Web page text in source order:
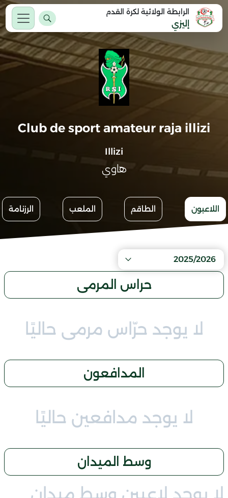
الرابطة الولائية لكرة القدم
إليزي
Club de sport amateur raja illizi
Illizi
هاوي
اللاعبون الطاقم الملعب الرزنامة
2025/2026
حراس المرمى
لا يوجد حرّاس مرمى حاليًا
المدافعون
لا يوجد مدافعين حاليًا
وسط الميدان
لا يوجد لاعبين وسط ميدان